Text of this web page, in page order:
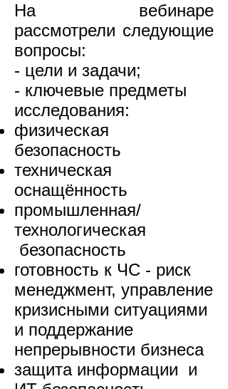
На вебинаре
рассмотрели следующие
вопросы:
- цели и задачи;
- ключевые предметы
исследования:
физическая
безопасность
техническая
оснащённость
промышленная/
технологическая
безопасность
готовность к ЧС - риск
менеджмент, управление
кризисными ситуациями
и поддержание
непрерывности бизнеса
защита информации и